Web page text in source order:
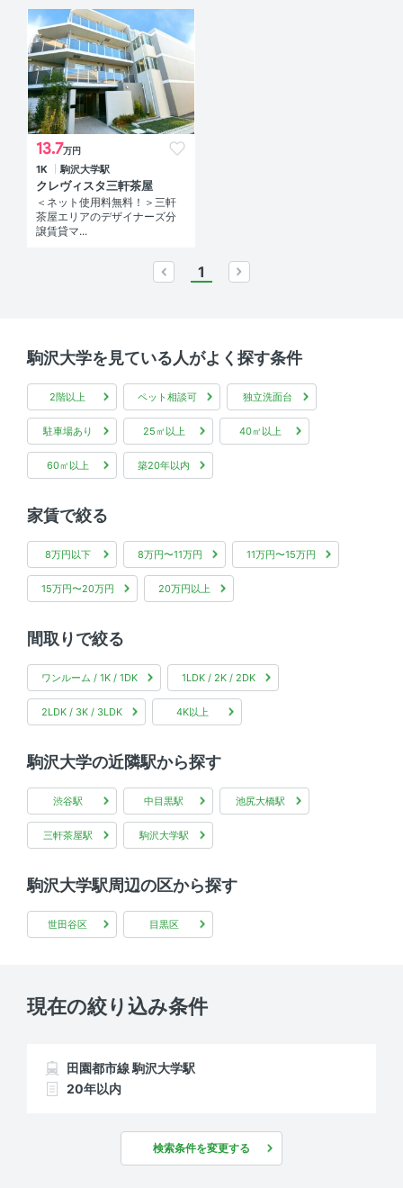
13.7万円
1K 駒沢大学駅
クレヴィスタ三軒茶屋
＜ネット使用料無料！＞三軒
茶屋エリアのデザイナーズ分
譲賃貸マ...
prev
1
駒沢大学を見ている人がよく探す条件
2階以上 ペット相談可 独立洗面台
駐車場あり 25㎡以上 40㎡以上
60㎡以上 築20年以内
家賃で絞る
8万円以下 8万円〜11万円 11万円〜15万円
15万円〜20万円 20万円以上
間取りで絞る
ワンルーム / 1K / 1DK 1LDK / 2K / 2DK
2LDK / 3K / 3LDK 4K以上
駒沢大学の近隣駅から探す
渋谷駅 中目黒駅 池尻大橋駅
三軒茶屋駅 駒沢大学駅
駒沢大学駅周辺の区から探す
世田谷区 目黒区
現在の絞り込み条件
田園都市線 駒沢大学駅
20年以内
検索条件を変更する